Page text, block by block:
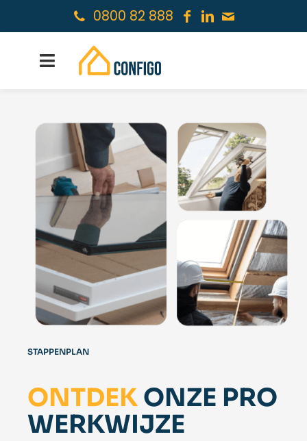
0800 82 888
STAPPENPLAN
ONTDEK ONZE PRO
WERKWIJZE